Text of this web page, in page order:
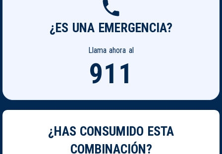
¿ES UNA EMERGENCIA?
Llama ahora al
911
¿HAS CONSUMIDO ESTA
COMBINACIÓN?